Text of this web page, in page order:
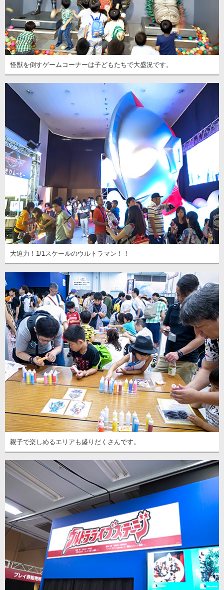
怪獣を倒すゲームコーナーは子どもたちで大盛況です。
大迫力！1/1スケールのウルトラマン！！
親子で楽しめるエリアも盛りだくさんです。